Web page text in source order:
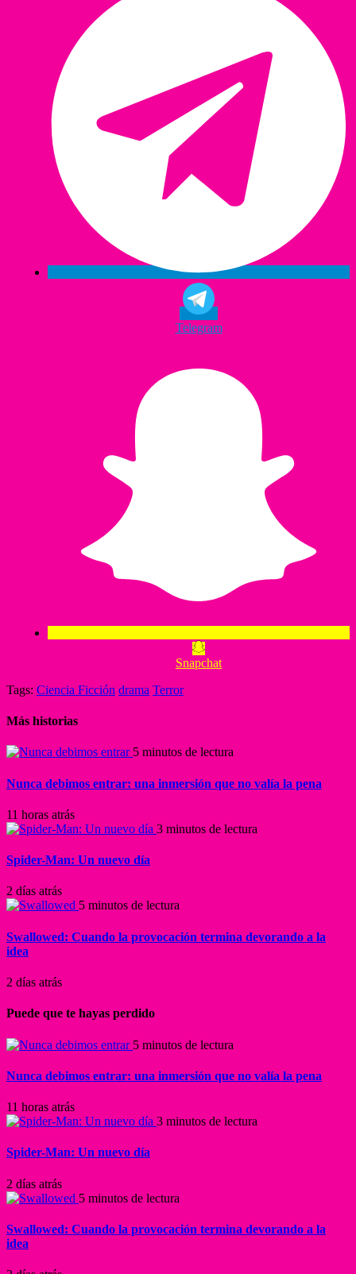
Telegram
Snapchat
Tags: Ciencia Ficción drama Terror
Más historias
5 minutos de lectura
Nunca debimos entrar: una inmersión que no valía la pena
11 horas atrás
3 minutos de lectura
Spider-Man: Un nuevo día
2 días atrás
5 minutos de lectura
Swallowed: Cuando la provocación termina devorando a la
idea
2 días atrás
Puede que te hayas perdido
5 minutos de lectura
Nunca debimos entrar: una inmersión que no valía la pena
11 horas atrás
3 minutos de lectura
Spider-Man: Un nuevo día
2 días atrás
5 minutos de lectura
Swallowed: Cuando la provocación termina devorando a la
idea